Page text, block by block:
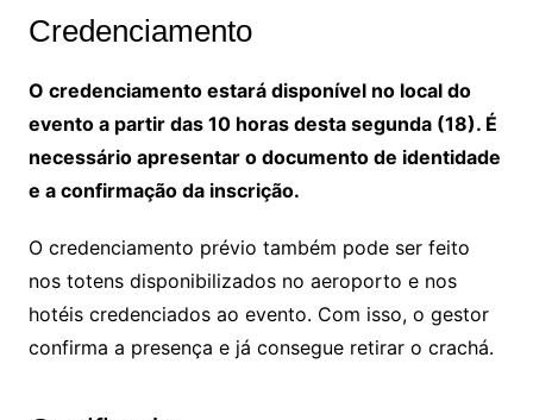
Credenciamento
O credenciamento estará disponível no local do
evento a partir das 10 horas desta segunda (18). É
necessário apresentar o documento de identidade
e a confirmação da inscrição.
O credenciamento prévio também pode ser feito
nos totens disponibilizados no aeroporto e nos
hotéis credenciados ao evento. Com isso, o gestor
confirma a presença e já consegue retirar o crachá.